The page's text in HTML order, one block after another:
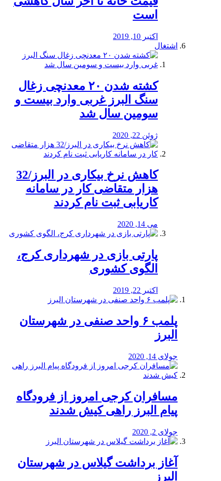
است
اکتبر 10, 2019
اشتغال
کشته شدن ۲۰ معدنچی زغال
سنگ البرز غربی وارد بیست و
سومین سال شد
ژوئن 22, 2020
کاهش نرخ بیکاری در البرز/32
هزار متقاضی کار در سامانه
کاریابی ثبت نام کردند
می 14, 2020
پارتی بازی در شهرداری کرج،
الگوی کشوری
اکتبر 22, 2019
پلمب ۶ واحد صنفی در شهرستان
البرز
جولای 14, 2020
مسافران کرجی امروز از فرودگاه
پیام البرز راهی کیش شدند
جولای 2, 2020
آغاز برداشت گیلاس در شهرستان
البرز